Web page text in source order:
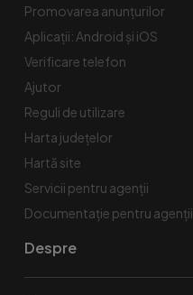
Promovarea anunțurilor
Aplicații: Android și iOS
Verificare telefon
Ajutor
Reguli de utilizare
Harta județelor
Hartă site
Servicii pentru agenții
Documentație pentru agenții
Despre